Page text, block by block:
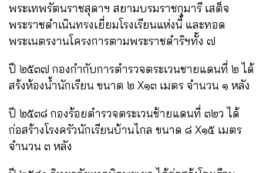
พระเทพรัตนราชสุดาฯ สยามบรมราชกุมารี เสต็จ
พระราชดำเนินทรงเยี่ยมโรงเรียนแห่งนี้ และทอด
พระเนตรงานโครงการตามพระราชดำริฯทั้ง ๗
ปี ๒๕๓๗ กองกำกับการตำรวจตระเวนชายแดนที่ ๒ ได้
สร้งห้องน้ำนักเรียน ขนาต ๒ X๑๓ เมตร จำนวน ๑ หลัง
ปี ๒๕๓๘ กองร้อยตำรวจตระเวนช้ายแดนที่ ๓๒ว ได้
ก่อสร้างโรงครัวนักเรียนบ้านไกล ขนาด ๘ X๑๕ เมตร
จำนวน ๓ หลัง